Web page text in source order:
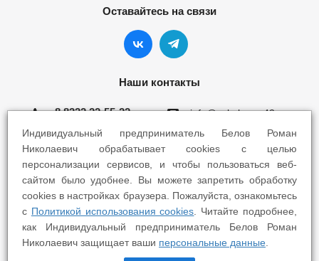
Оставайтесь на связи
Наши контакты
8 8332 22-55-22 info@yokohama43.ru
Киров, ул. Ломоносова 5Б
Киров, ул. Профсоюзная 7А
2025 © Yokohama Киров - Шины Диски Сервис
Индивидуальный предприниматель Белов Роман
Николаевич обрабатывает cookies с целью
персонализации сервисов, и чтобы пользоваться веб-
сайтом было удобнее. Вы можете запретить обработку
cookies в настройках браузера. Пожалуйста, ознакомьтесь
с Политикой использования cookies . Читайте подробнее,
как Индивидуальный предприниматель Белов Роман
Николаевич защищает ваши персональные данные